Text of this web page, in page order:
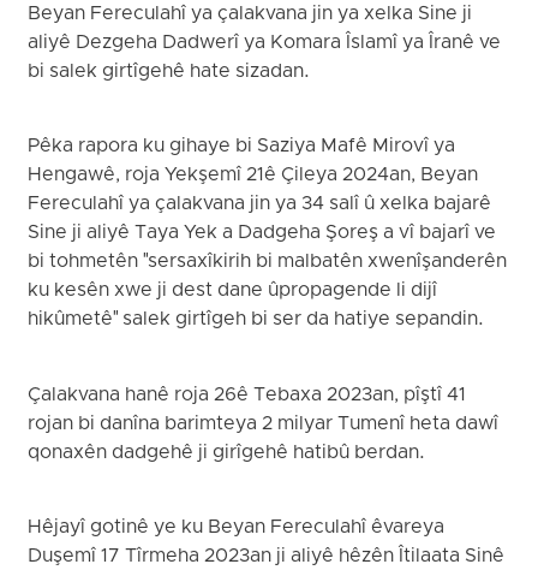
Beyan Fereculahî ya çalakvana jin ya xelka Sine ji
aliyê Dezgeha Dadwerî ya Komara Îslamî ya Îranê ve
bi salek girtîgehê hate sizadan.
Pêka rapora ku gihaye bi Saziya Mafê Mirovî ya
Hengawê, roja Yekşemî 21ê Çileya 2024an, Beyan
Fereculahî ya çalakvana jin ya 34 salî û xelka bajarê
Sine ji aliyê Taya Yek a Dadgeha Şoreş a vî bajarî ve
bi tohmetên "sersaxîkirih bi malbatên xwenîşanderên
ku kesên xwe ji dest dane ûpropagende li dijî
hikûmetê" salek girtîgeh bi ser da hatiye sepandin.
Çalakvana hanê roja 26ê Tebaxa 2023an, pîştî 41
rojan bi danîna barimteya 2 milyar Tumenî heta dawî
qonaxên dadgehê ji girîgehê hatibû berdan.
Hêjayî gotinê ye ku Beyan Fereculahî êvareya
Duşemî 17 Tîrmeha 2023an ji aliyê hêzên Îtilaata Sinê